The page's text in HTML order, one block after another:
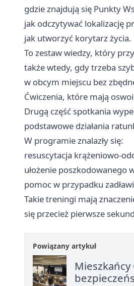
gdzie znajdują się Punkty
jak odczytywać lokalizację
jak utworzyć korytarz życia.
To zestaw wiedzy, który
także wtedy, gdy trzeba
w obcym miejscu bez
Ćwiczenia, które mają
Drugą część spotkania
podstawowe działania
W programie znalazły się:
resuscytacja krążeniowo-
ułożenie poszkodowanego
pomoc w przypadku
Takie treningi mają
się przecież pierwsze
Powiązany artykuł
Mieszkańcy